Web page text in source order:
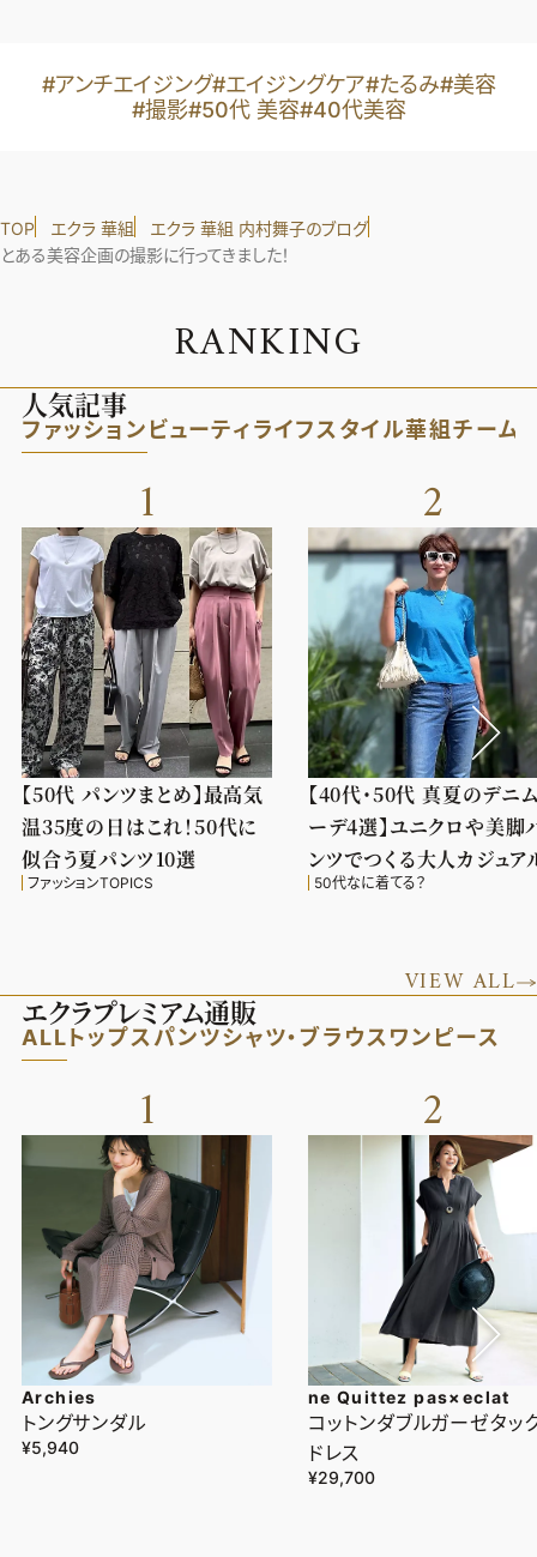
#アンチエイジング#エイジングケア#たるみ#美容
#撮影#50代 美容#40代美容
TOP エクラ 華組
エクラ 華組 内村舞子のブログ
とある美容企画の撮影に行ってきました！
RANKING
人気記事
ファッション ビューティライフスタイル華組チーム
1
【50代 パンツまとめ】最高気
温35度の日はこれ！50代に
似合う夏パンツ10選
ファッションTOPICS
2
【40代・50代 真夏のデニ
ーデ4選】ユニクロや美脚
ンツでつくる大人カジュア
50代なに着てる？
VIEW ALL
エクラプレミアム通販
ALLトップスパンツシャツ・ブラウスワンピース
1
Archies
トングサンダル
¥5,940
2
ne Quittez pas×eclat
コットンダブルガーゼタッ
ドレス
¥29,700